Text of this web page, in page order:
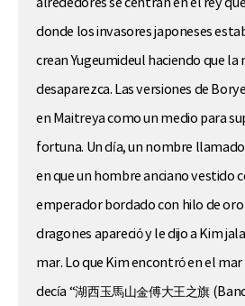
donde los invasores japoneses
crean Yugeumideul haciendo que
desaparezca. Las versiones de
en Maitreya como un medio para
fortuna. Un día, un nombre
en que un hombre anciano vestido
emperador bordado con hilo de
dragones apareció y le dijo a Kim
mar. Lo que Kim encontró en el
decía “湖西玉馬山金傅大王之旗